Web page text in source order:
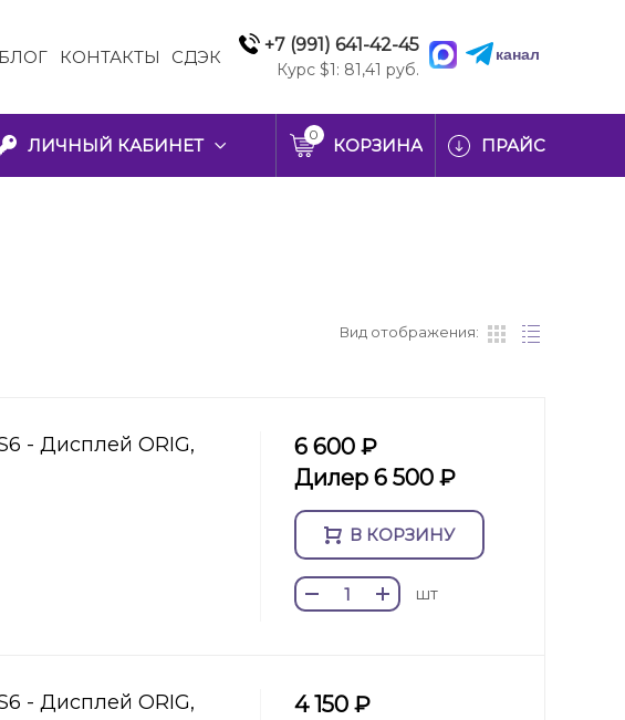
БЛОГ КОНТАКТЫ СДЭК
+7 (991) 641-42-45
Курс $1: 81,41 руб.
канал
ЛИЧНЫЙ КАБИНЕТ
0
КОРЗИНА ПРАЙС
Вид отображения:
- Дисплей ORIG,
6 600 ₽
Дилер 6 500 ₽
В КОРЗИНУ
шт
- Дисплей ORIG,
4 150 ₽